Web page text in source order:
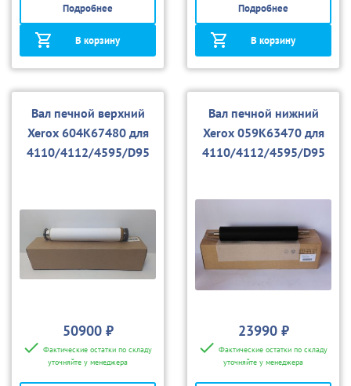
Подробнее
В корзину
Подробнее
В корзину
Вал печной верхний
Xerox 604K67480 для
4110/4112/4595/D95
50900 ₽
Фактические остатки по складу
уточняйте у менеджера
Вал печной нижний
Xerox 059K63470 для
4110/4112/4595/D95
23990 ₽
Фактические остатки по складу
уточняйте у менеджера